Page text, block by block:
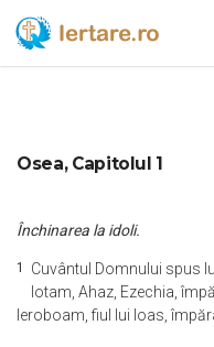
Osea, Capitolul 1
Închinarea la idoli.
1 Cuvântul Domnului spus
Iotam, Ahaz, Ezechia,
Ieroboam, fiul lui Ioas,